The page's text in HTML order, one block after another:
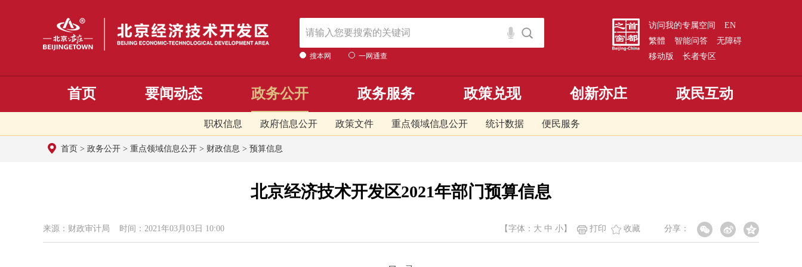
搜本网 一网通查
访问我的专属空间
EN
繁體
智能问答
无障碍
移动版
长者专区
首页 要闻动态 政务公开
职权信息 政府信息公开 政策文件 重点领域信息公开 统计数据 便民服务
政务服务 政策兑现 创新亦庄 政民互动
首页 > 政务公开 > 重点领域信息公开 > 财政信息 > 预算信息
北京经济技术开发区2021年部门预算信息
来源：财政审计局 时间：2021年03月03日 10:00 分享：
【字体： 大 中 小 】 打印 收藏